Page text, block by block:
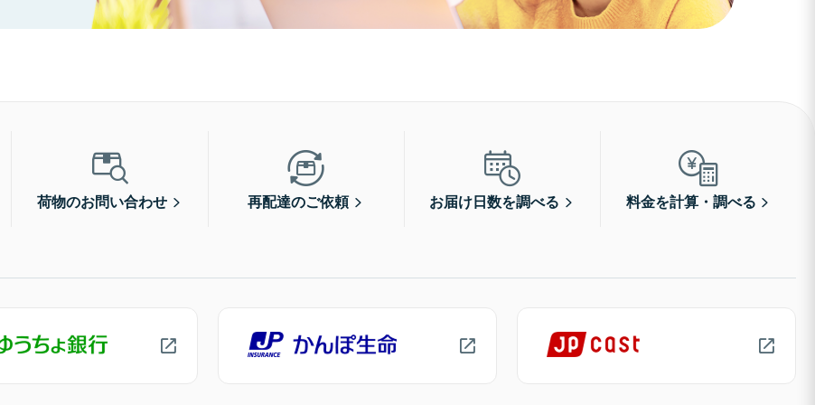
荷物のお問い合わせ 再配達のご依頼 お届け日数を調べる 料金を計算・調べる